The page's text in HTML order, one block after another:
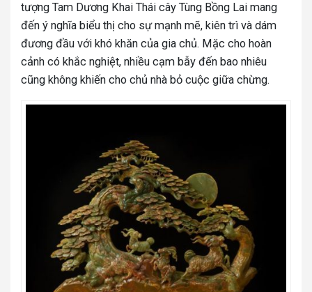
tượng Tam Dương Khai Thái cây Tùng Bồng Lai mang
đến ý nghĩa biểu thị cho sự mạnh mẽ, kiên trì và dám
đương đầu với khó khăn của gia chủ. Mặc cho hoàn
cảnh có khắc nghiệt, nhiều cạm bẫy đến bao nhiêu
cũng không khiến cho chủ nhà bỏ cuộc giữa chừng.